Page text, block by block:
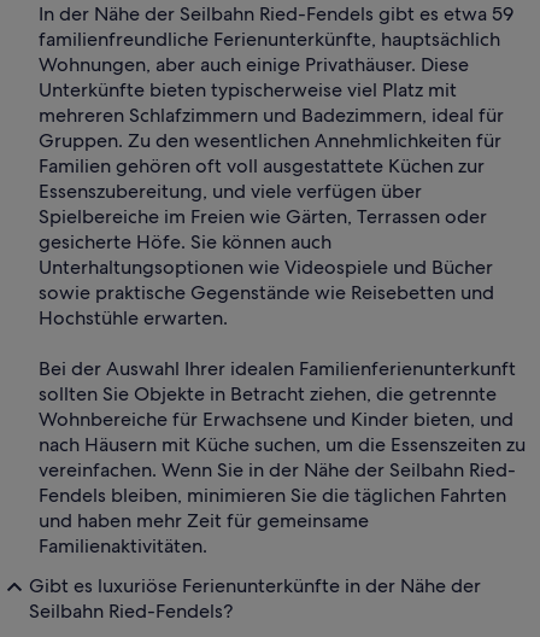
In der Nähe der Seilbahn Ried-Fendels gibt es etwa 59
familienfreundliche Ferienunterkünfte, hauptsächlich
Wohnungen, aber auch einige Privathäuser. Diese
Unterkünfte bieten typischerweise viel Platz mit
mehreren Schlafzimmern und Badezimmern, ideal für
Gruppen. Zu den wesentlichen Annehmlichkeiten für
Familien gehören oft voll ausgestattete Küchen zur
Essenszubereitung, und viele verfügen über
Spielbereiche im Freien wie Gärten, Terrassen oder
gesicherte Höfe. Sie können auch
Unterhaltungsoptionen wie Videospiele und Bücher
sowie praktische Gegenstände wie Reisebetten und
Hochstühle erwarten.
Bei der Auswahl Ihrer idealen Familienferienunterkunft
sollten Sie Objekte in Betracht ziehen, die getrennte
Wohnbereiche für Erwachsene und Kinder bieten, und
nach Häusern mit Küche suchen, um die Essenszeiten zu
vereinfachen. Wenn Sie in der Nähe der Seilbahn Ried-
Fendels bleiben, minimieren Sie die täglichen Fahrten
und haben mehr Zeit für gemeinsame
Familienaktivitäten.
Gibt es luxuriöse Ferienunterkünfte in der Nähe der
Seilbahn Ried-Fendels?